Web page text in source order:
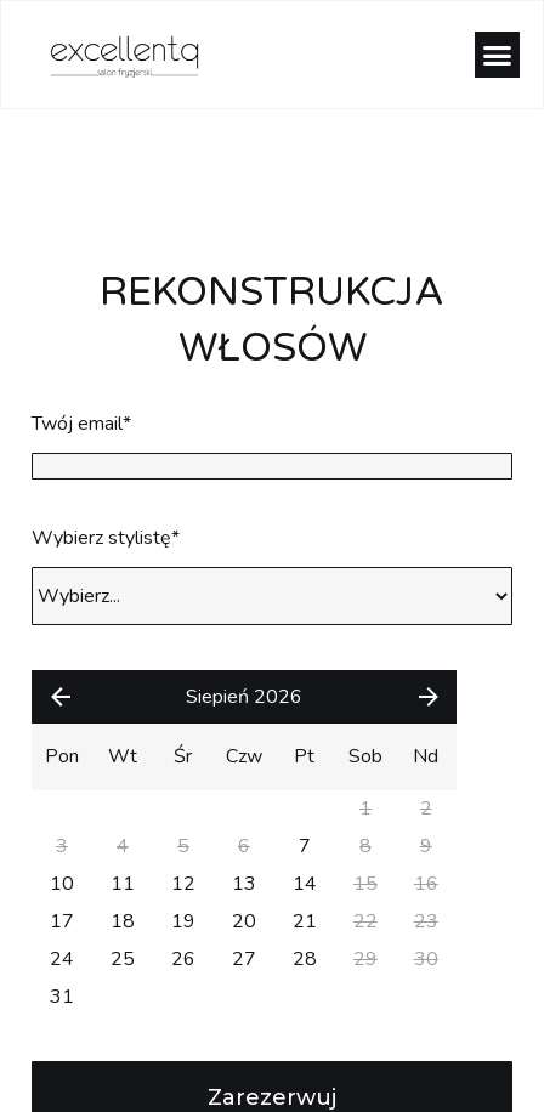
REKONSTRUKCJA
WŁOSÓW
Twój email*
Wybierz stylistę*
Siepień 2026
Pon Wt Śr Czw Pt Sob
Nd
1
2
3
4 5 6 7 8
9
10
11 12 13 14 15
16
17
18 19 20 21 22
23
24
25 26 27 28 29
30
31
Zarezerwuj